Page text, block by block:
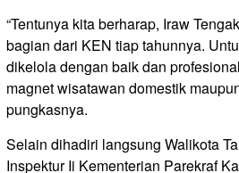
“Tentunya kita berharap, Iraw
bagian dari KEN tiap tahunnya.
dikelola dengan baik dan
magnet wisatawan domestik
pungkasnya.
Selain dihadiri langsung Walikota
Inspektur Ii Kementerian Parekraf